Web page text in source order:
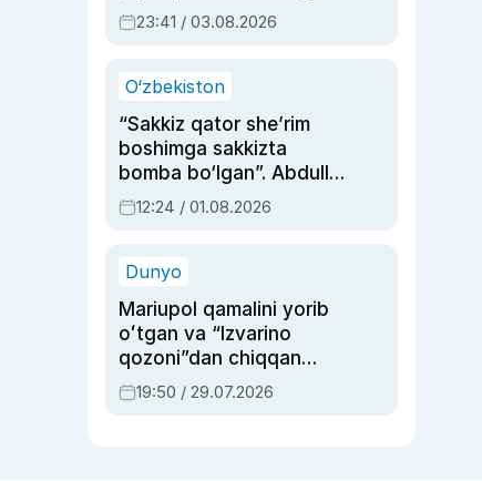
ayolga sud hukmi o‘qildi
23:41 / 03.08.2026
O‘zbekiston
“Sakkiz qator she’rim
boshimga sakkizta
bomba bo‘lgan”. Abdulla
Oripovni siyosiy
ayblovlardan asrab
12:24 / 01.08.2026
Dunyo
Mariupol qamalini yorib
oʻtgan va “Izvarino
qozoni”dan chiqqan
qahramon — Ukraina
armiyasi bosh
19:50 / 29.07.2026